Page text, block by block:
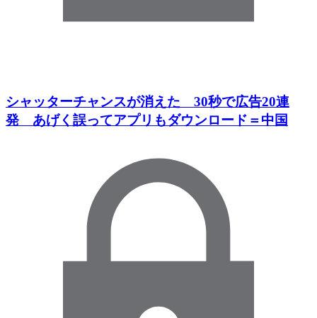
シャッターチャンスが消えた 30秒で広告20連
発 あげく誤ってアプリもダウンロード＝中国